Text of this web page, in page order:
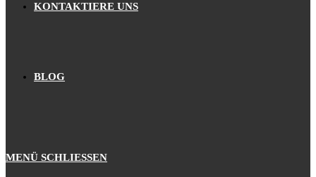
KONTAKTIERE UNS
BLOG
MENÜ SCHLIESSEN